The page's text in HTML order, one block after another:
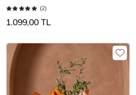
(2)
1.099,00 TL